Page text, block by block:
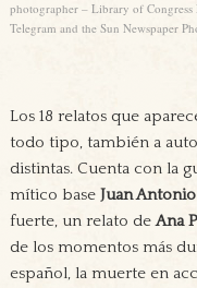
photographer – Library of
Telegram and the Sun Newspaper
Los 18 relatos que
todo tipo, también a
distintas. Cuenta con la
mítico base Juan
fuerte, un relato deAna
de los momentos más
español, la muerte en